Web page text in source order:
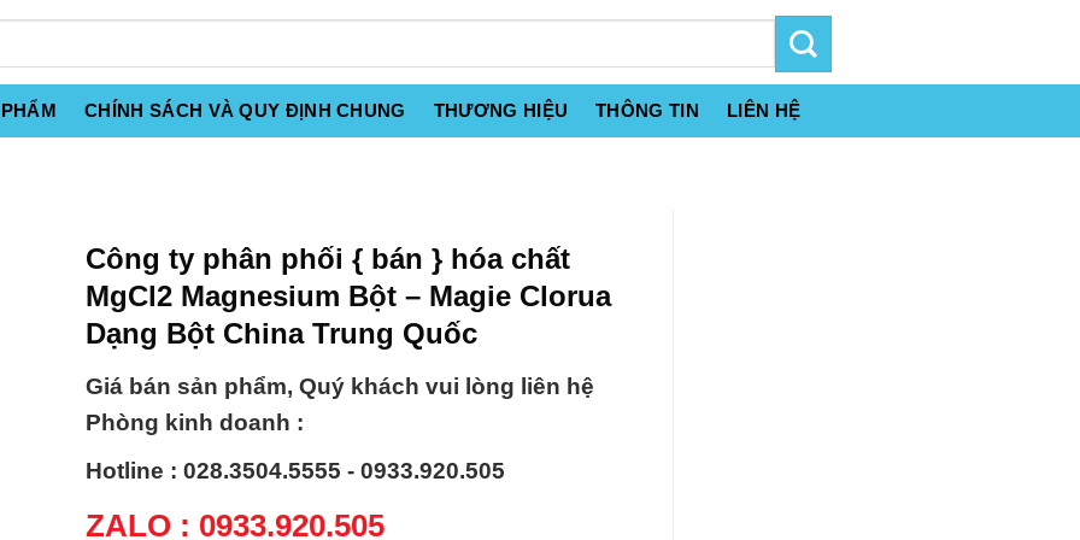
CHÍNH SÁCH VÀ QUY ĐỊNH CHUNG THƯƠNG HIỆU THÔNG TIN LIÊN HỆ
Công ty phân phối { bán } hóa chất
MgCl2 Magnesium Bột – Magie Clorua
Dạng Bột China Trung Quốc
Giá bán sản phẩm, Quý khách vui lòng liên hệ
Phòng kinh doanh :
Hotline : 028.3504.5555 - 0933.920.505
ZALO : 0933.920.505